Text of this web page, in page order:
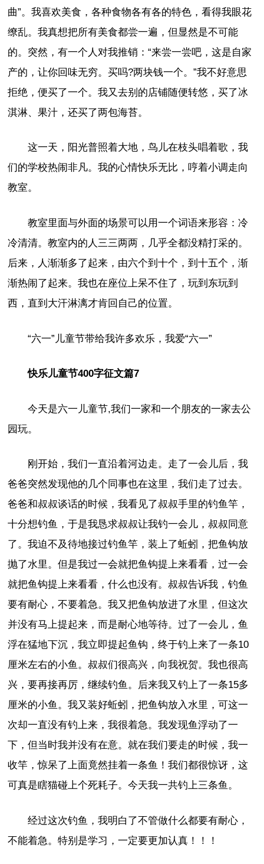
曲”。我喜欢美食，各种食物各有各的特色，看得我眼花
缭乱。我真想把所有美食都尝一遍，但显然是不可能
的。突然，有一个人对我推销：“来尝一尝吧，这是自家
产的，让你回味无穷。买吗?两块钱一个。”我不好意思
拒绝，便买了一个。我又去别的店铺随便转悠，买了冰
淇淋、果汁，还买了两包海苔。
这一天，阳光普照着大地，鸟儿在枝头唱着歌，我
们的学校热闹非凡。我的心情快乐无比，哼着小调走向
教室。
教室里面与外面的场景可以用一个词语来形容：冷
冷清清。教室内的人三三两两，几乎全都没精打采的。
后来，人渐渐多了起来，由六个到十个，到十五个，渐
渐热闹了起来。我也在座位上呆不住了，玩到东玩到
西，直到大汗淋漓才肯回自己的位置。
“六一”儿童节带给我许多欢乐，我爱“六一”
快乐儿童节400字征文篇7
今天是六一儿童节,我们一家和一个朋友的一家去公
园玩。
刚开始，我们一直沿着河边走。走了一会儿后，我
爸爸突然发现他的几个同事也在这里，我们走了过去。
爸爸和叔叔谈话的时候，我看见了叔叔手里的钓鱼竿，
十分想钓鱼，于是我恳求叔叔让我钓一会儿，叔叔同意
了。我迫不及待地接过钓鱼竿，装上了蚯蚓，把鱼钩放
抛了水里。但是我过一会就把鱼钩提上来看看，过一会
就把鱼钩提上来看看，什么也没有。叔叔告诉我，钓鱼
要有耐心，不要着急。我又把鱼钩放进了水里，但这次
并没有马上提起来，而是耐心地等待。过了一会儿，鱼
浮在猛地下沉，我立即提起鱼钩，终于钓上来了一条10
厘米左右的小鱼。叔叔们很高兴，向我祝贺。我也很高
兴，要再接再厉，继续钓鱼。后来我又钓上了一条15多
厘米的小鱼。我又装好蚯蚓，把鱼钩放入水里，可这一
次却一直没有钓上来，我很着急。我发现鱼浮动了一
下，但当时我并没有在意。就在我们要走的时候，我一
收竿，惊呆了上面竟然挂着一条鱼！我们都很惊讶，这
可真是瞎猫碰上个死耗子。今天我一共钓上三条鱼。
经过这次钓鱼，我明白了不管做什么都要有耐心，
不能着急。特别是学习，一定要更加认真！！！